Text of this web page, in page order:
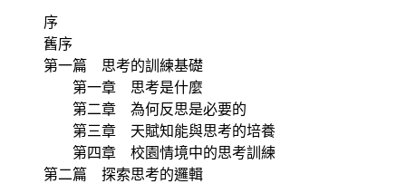
序
舊序
第一篇 思考的訓練基礎
第一章 思考是什麼
第二章 為何反思是必要的
第三章 天賦知能與思考的培養
第四章 校園情境中的思考訓練
第二篇 探索思考的邏輯